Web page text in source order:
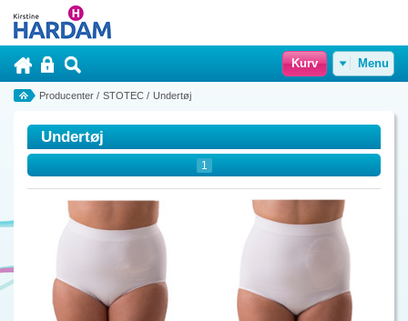
Kurv Menu
Producenter / STOTEC / Undertøj
Undertøj
1